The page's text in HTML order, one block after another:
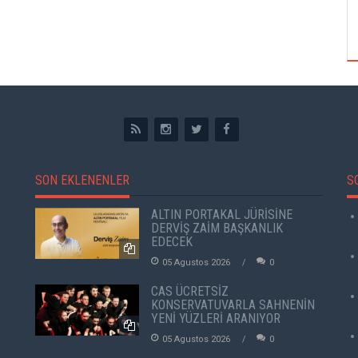
SON EKLENENLER
ALTIN PORTAKAL JÜRİSİNE
DERVİŞ ZAİM BAŞKANLIK
EDECEK
05 Agustos 2026 0
CAS ÜCRETSİZ
KONSERVATUVARLA SAHNENİN
YENİ YÜZLERİ ARANIYOR
05 Agustos 2026 0